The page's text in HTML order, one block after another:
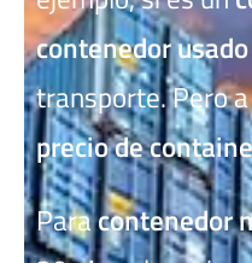
contenedor usado
transporte. Pero
precio de
Paracontenedor